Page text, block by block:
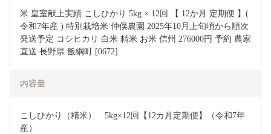
米 皇室献上実績 こしひかり 5kg × 12回 【 12か月 定期便 】(
令和7年産 ) 特別栽培米 仲俣農園 2025年10月上旬頃から順次
発送予定 コシヒカリ 白米 精米 お米 信州 276000円 予約 農家
直送 長野県 飯綱町 [0672]
内容量
こしひかり（精米）　5kg×12回【12カ月定期便】（令和7年
産）